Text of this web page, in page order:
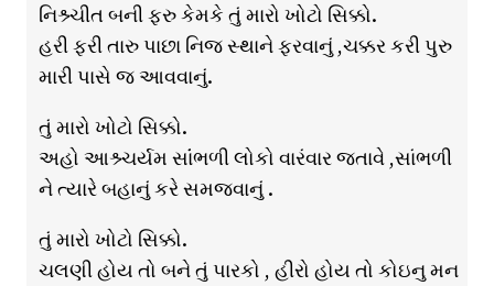
નિશ્ર્ચીત બની ફરુ કેમકે તું મારો ખોટો સિક્કો.
હરી ફરી તારુ પાછા નિજ સ્થાને ફરવાનું ,ચક્કર કરી પુરુ
મારી પાસે જ આવવાનું.
તું મારો ખોટો સિક્કો.
અહો આશ્ર્ચર્યમ સાંંભળી લોકો વારંવાર જતાવે ,સાંભળી
ને ત્યારે બહાનું કરે સમજવાનું .
તું મારો ખોટો સિક્કો.
ચલણી હોય તો બને તું પારકો , હીરો હોય તો કોઇનુ મન